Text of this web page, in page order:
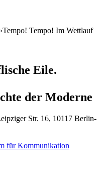
Tempo! Im Wettlauf
Eile.
der Moderne
Str. 16, 10117 Berlin-
für Kommunikation